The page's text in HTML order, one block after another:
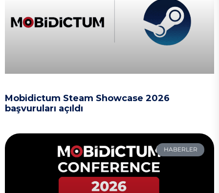
Mobidictum Steam Showcase 2026
başvuruları açıldı
HABERLER